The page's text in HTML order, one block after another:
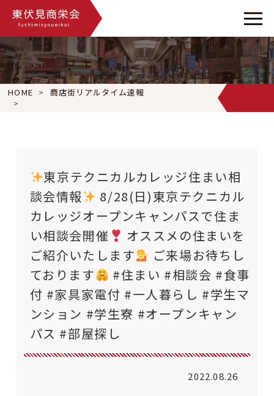
HOME
商店街リアルタイム速報
8/28(日)東京テ
東京テクニカルカレッジ住まい相
談会情報
8/28(日)東京テクニカル
カレッジオープンキャンパスで住ま
い相談会開催
オススメの住まいを
ご紹介いたします
ご来場お待ちし
ております
#住まい #相談会 #食事
付 #家具家電付 #一人暮らし #学生マ
ンション #学生寮 #オープンキャン
パス #部屋探し
2022.08.26